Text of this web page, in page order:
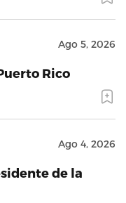
Ago 5, 2026
Rico
Ago 4, 2026
de la